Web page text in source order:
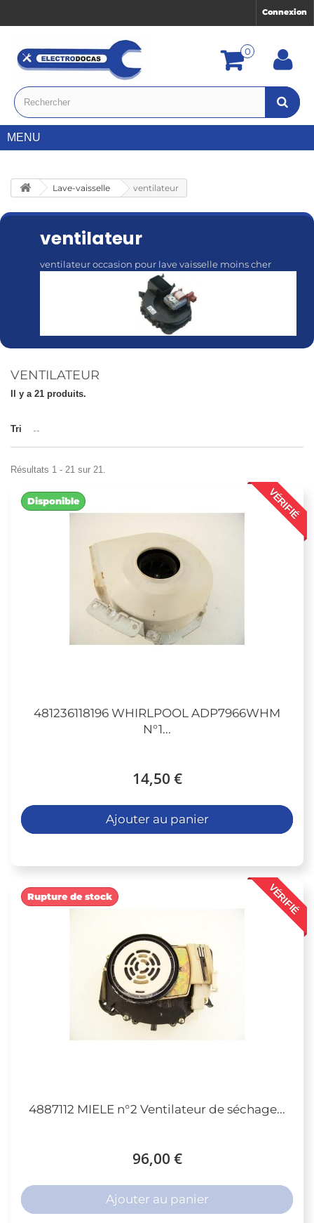
Connexion
0
MENU
Lave-vaisselle ventilateur
ventilateur
ventilateur occasion pour lave vaisselle moins cher
VENTILATEUR
Il y a 21 produits.
Tri --
Résultats 1 - 21 sur 21.
VÉRIFIÉ
481236118196 WHIRLPOOL ADP7966WHM
N°1...
14,50 €
Disponible
Ajouter au panier
VÉRIFIÉ
4887112 MIELE n°2 Ventilateur de séchage...
96,00 €
Rupture de stock
Ajouter au panier